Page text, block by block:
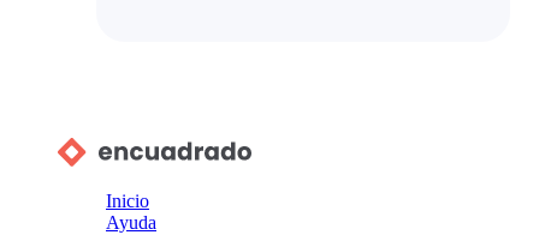
Inicio
Ayuda